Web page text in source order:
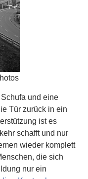
und eine
Tür zurück in ein
ist es
schafft und nur
wieder komplett
die sich
nur ein